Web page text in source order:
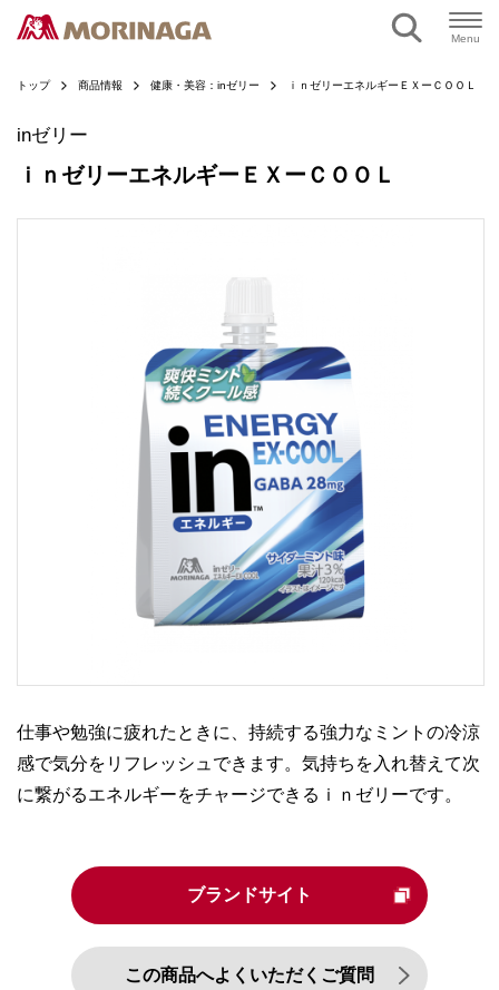
Menu
トップ 商品情報 健康・美容：inゼリー ｉｎゼリーエネルギーＥＸーＣＯＯＬ
inゼリー
ｉｎゼリーエネルギーＥＸーＣＯＯＬ
仕事や勉強に疲れたときに、持続する強力なミントの冷涼
感で気分をリフレッシュできます。気持ちを入れ替えて次
に繋がるエネルギーをチャージできるｉｎゼリーです。
ブランドサイト
この商品へよくいただくご質問